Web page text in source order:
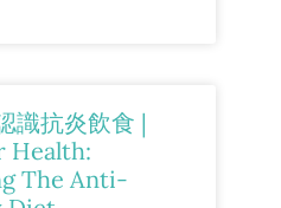
識抗炎飲食 |
Health:
The Anti-